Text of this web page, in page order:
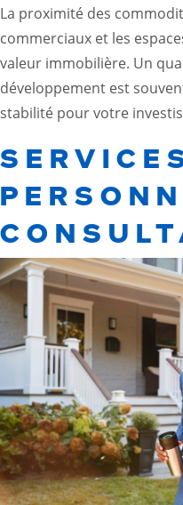
La proximité des
commerciaux et les
valeur immobilière. Un
développement est
stabilité pour votre